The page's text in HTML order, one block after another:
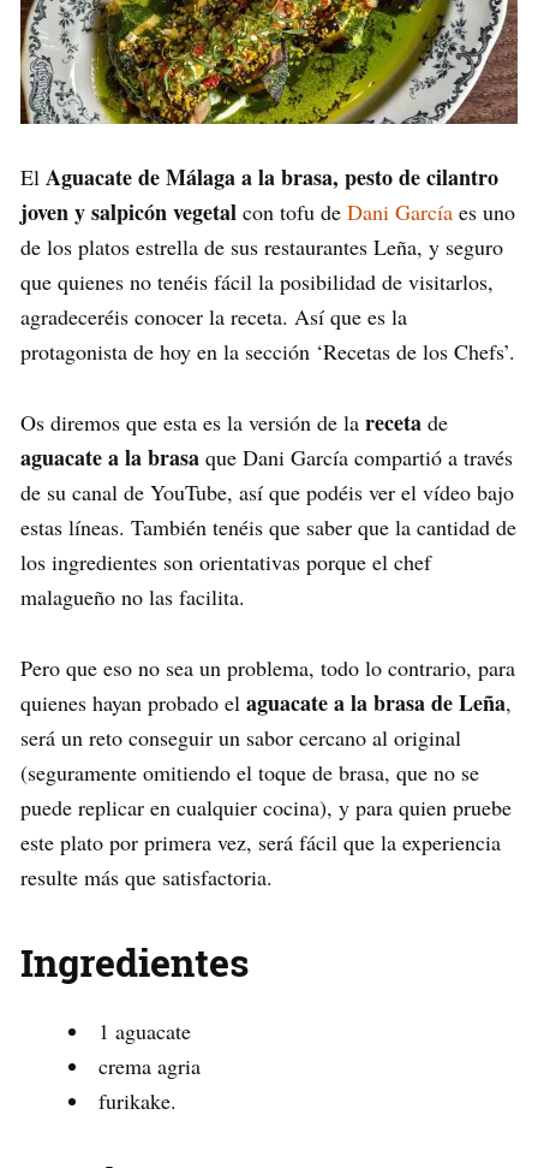
El Aguacate de Málaga a la brasa, pesto de cilantro
joven y salpicón vegetal con tofu de Dani García es uno
de los platos estrella de sus restaurantes Leña, y seguro
que quienes no tenéis fácil la posibilidad de visitarlos,
agradeceréis conocer la receta. Así que es la
protagonista de hoy en la sección ‘Recetas de los Chefs’.
Os diremos que esta es la versión de la receta de
aguacate a la brasa que Dani García compartió a través
de su canal de YouTube, así que podéis ver el vídeo bajo
estas líneas. También tenéis que saber que la cantidad de
los ingredientes son orientativas porque el chef
malagueño no las facilita.
Pero que eso no sea un problema, todo lo contrario, para
quienes hayan probado el aguacate a la brasa de Leña,
será un reto conseguir un sabor cercano al original
(seguramente omitiendo el toque de brasa, que no se
puede replicar en cualquier cocina), y para quien pruebe
este plato por primera vez, será fácil que la experiencia
resulte más que satisfactoria.
Ingredientes
1 aguacate
crema agria
furikake.